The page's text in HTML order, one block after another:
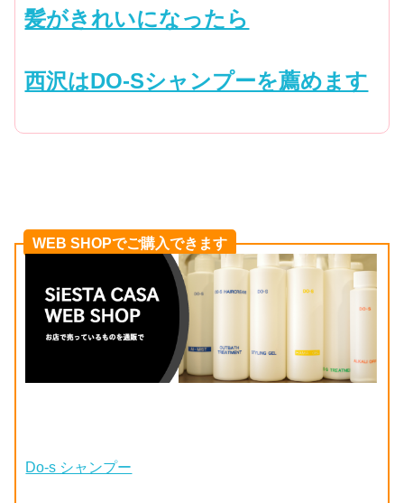
髪がきれいになったら
西沢はDO-Sシャンプーを薦めます
WEB SHOPでご購入できます
Do-s シャンプー